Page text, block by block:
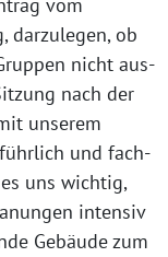
dar­zu­le­gen, ob
nicht aus­
nach der
unse­rem
und fach­
uns wich­tig,
inten­siv
Gebäude zum